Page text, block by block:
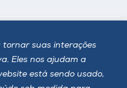
tornar suas interações
Eles nos ajudam a
está sendo usado,